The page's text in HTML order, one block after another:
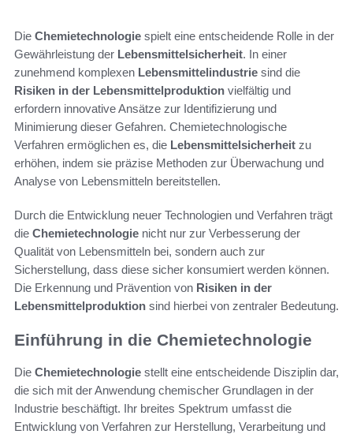
Die Chemietechnologie spielt eine entscheidende Rolle in der
Gewährleistung der Lebensmittelsicherheit. In einer
zunehmend komplexen Lebensmittelindustrie sind die
Risiken in der Lebensmittelproduktion vielfältig und
erfordern innovative Ansätze zur Identifizierung und
Minimierung dieser Gefahren. Chemietechnologische
Verfahren ermöglichen es, die Lebensmittelsicherheit zu
erhöhen, indem sie präzise Methoden zur Überwachung und
Analyse von Lebensmitteln bereitstellen.
Durch die Entwicklung neuer Technologien und Verfahren trägt
die Chemietechnologie nicht nur zur Verbesserung der
Qualität von Lebensmitteln bei, sondern auch zur
Sicherstellung, dass diese sicher konsumiert werden können.
Die Erkennung und Prävention von Risiken in der
Lebensmittelproduktion sind hierbei von zentraler Bedeutung.
Einführung in die Chemietechnologie
Die Chemietechnologie stellt eine entscheidende Disziplin dar,
die sich mit der Anwendung chemischer Grundlagen in der
Industrie beschäftigt. Ihr breites Spektrum umfasst die
Entwicklung von Verfahren zur Herstellung, Verarbeitung und